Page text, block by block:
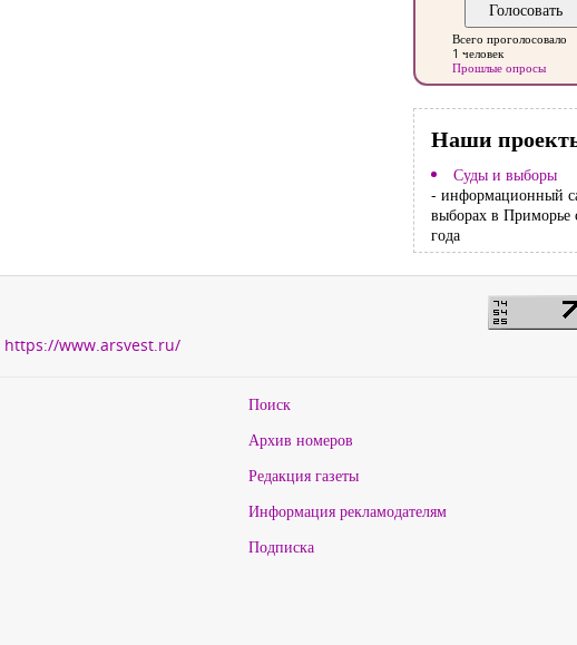
Всего проголосовало
1 человек
Прошлые опросы
Наши
Суды и выборы
- информационный
выборах в Приморье
года
https://www.arsvest.ru/
Поиск
Архив номеров
Редакция газеты
Информация рекламодателям
Подписка